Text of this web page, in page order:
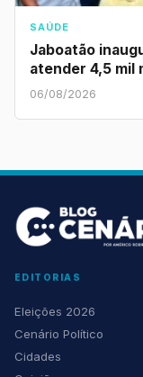
SAÚDE
Jaboatão
atender 4,5 mil
06/08/2026
EDITORIAS
Eleições 2026
Cenário Político
Cidades